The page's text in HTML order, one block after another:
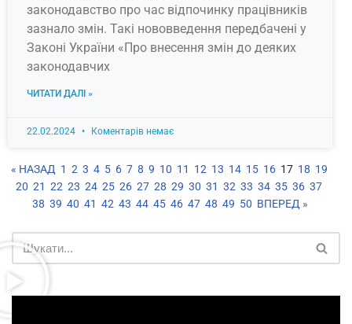
законодавство про час відпочинку працівників
зазнало змін. Такі нововведення передбачені у
Законі України «Про внесення змін до деяких
законодавчих
ЧИТАТИ ДАЛІ »
22.02.2024 Коментарів немає
« НАЗАД 1 2 3 4 5 6 7 8 9 10 11 12 13 14 15 16 17 18 19
20 21 22 23 24 25 26 27 28 29 30 31 32 33 34 35 36 37
38 39 40 41 42 43 44 45 46 47 48 49 50 ВПЕРЕД »